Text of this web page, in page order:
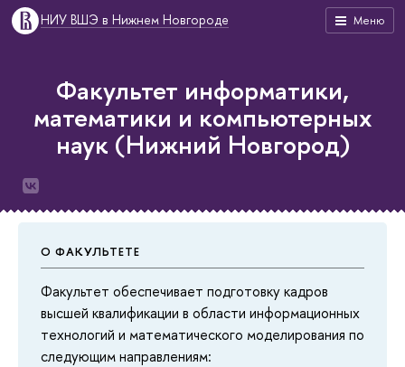
Меню
НИУ ВШЭ в Нижнем Новгороде
Факультет информатики,
математики и компьютерных
наук (Нижний Новгород)
О ФАКУЛЬТЕТЕ
Факультет обеспечивает подготовку кадров
высшей квалификации в области информационных
технологий и математического моделирования по
следующим направлениям: